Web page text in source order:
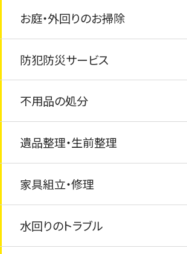
建具調整
壁紙・クロスの張替え
フローリング交換
玄関の鍵交換・ドアノブ交換
窓ガラス・サッシ交換・内窓（インプ
駐車場コンクリート工事
お庭・外回りのお掃除
草むしり・庭掃除
外観クリーニング
物置・カーポートの解体・撤去
防犯防災サービス
防犯カメラ・ライトの設置
家具の固定・転倒防止
不用品の処分
粗大ごみの処分
風呂釜と浴槽の撤去と処分
テレビ・冷蔵庫・洗濯機・乾燥機
ェアの処分
遺品整理・生前整理
ゴミ屋敷清掃・汚部屋清掃
遺品整理のお手伝い
家具組立・修理
家具の修繕
水回りのトラブル